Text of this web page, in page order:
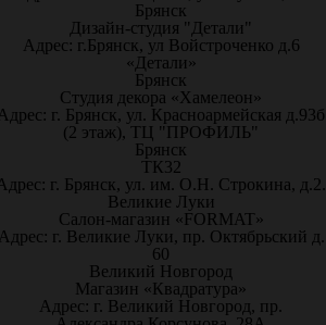
Брянск
Дизайн-студия "Детали"
Адрес: г.Брянск, ул Войстроченко д.6
«Детали»
Брянск
Студия декора «Хамелеон»
г. Брянск, ул. Красноармейская д.93б
(2 этаж), ТЦ "ПРОФИЛЬ"
Брянск
ТК32
г. Брянск, ул. им. О.Н. Строкина, д.2.
Великие Луки
Салон-магазин «FORMAT»
г. Великие Луки, пр. Октябрьский д.
60
Великий Новгород
Магазин «Квадратура»
Адрес: г. Великий Новгород, пр.